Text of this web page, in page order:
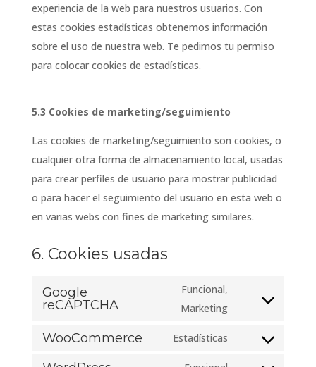
experiencia de la web para nuestros usuarios. Con
estas cookies estadísticas obtenemos información
sobre el uso de nuestra web. Te pedimos tu permiso
para colocar cookies de estadísticas.
5.3 Cookies de marketing/seguimiento
Las cookies de marketing/seguimiento son cookies, o
cualquier otra forma de almacenamiento local, usadas
para crear perfiles de usuario para mostrar publicidad
o para hacer el seguimiento del usuario en esta web o
en varias webs con fines de marketing similares.
6. Cookies usadas
Google
reCAPTCHA
Funcional,
Marketing
Consent
service
WooCommerce Estadísticas
Consent